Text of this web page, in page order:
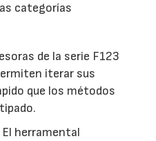
categorías
de la serie F123
iterar sus
que los métodos
El herramental